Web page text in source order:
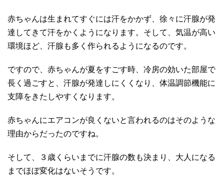
赤ちゃんは生まれてすぐには汗をかかず、徐々に汗腺が発
達してきて汗をかくようになります。そして、気温が高い
環境ほど、汗腺も多く作られるようになるのです。
ですので、赤ちゃんが夏をすごす時、冷房の効いた部屋で
長く過ごすと、汗腺が発達しにくくなり、体温調節機能に
支障をきたしやすくなります。
赤ちゃんにエアコンが良くないと言われるのはそのような
理由からだったのですね。
そして、３歳くらいまでに汗腺の数も決まり、大人になる
までほぼ変化はないそうです。